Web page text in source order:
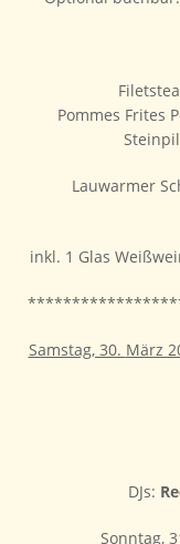
Pommes Frites
Lauwarmer
inkl. 1 Glas
Samstag, 30. März
DJs:
Sonntag,